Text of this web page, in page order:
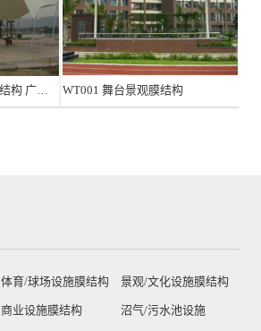
JG006 广场休闲景观膜结构 广州蕉门河 WT001 舞台景观膜结构
体育/球场设施膜结构 景观/文化设施膜结构
商业设施膜结构 沼气/污水池设施